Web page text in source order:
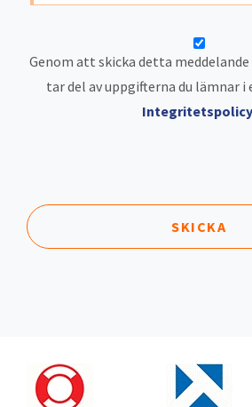
Genom att skicka detta
tar del av uppgifterna du lämnar i
Integritetspolicy
SKICKA